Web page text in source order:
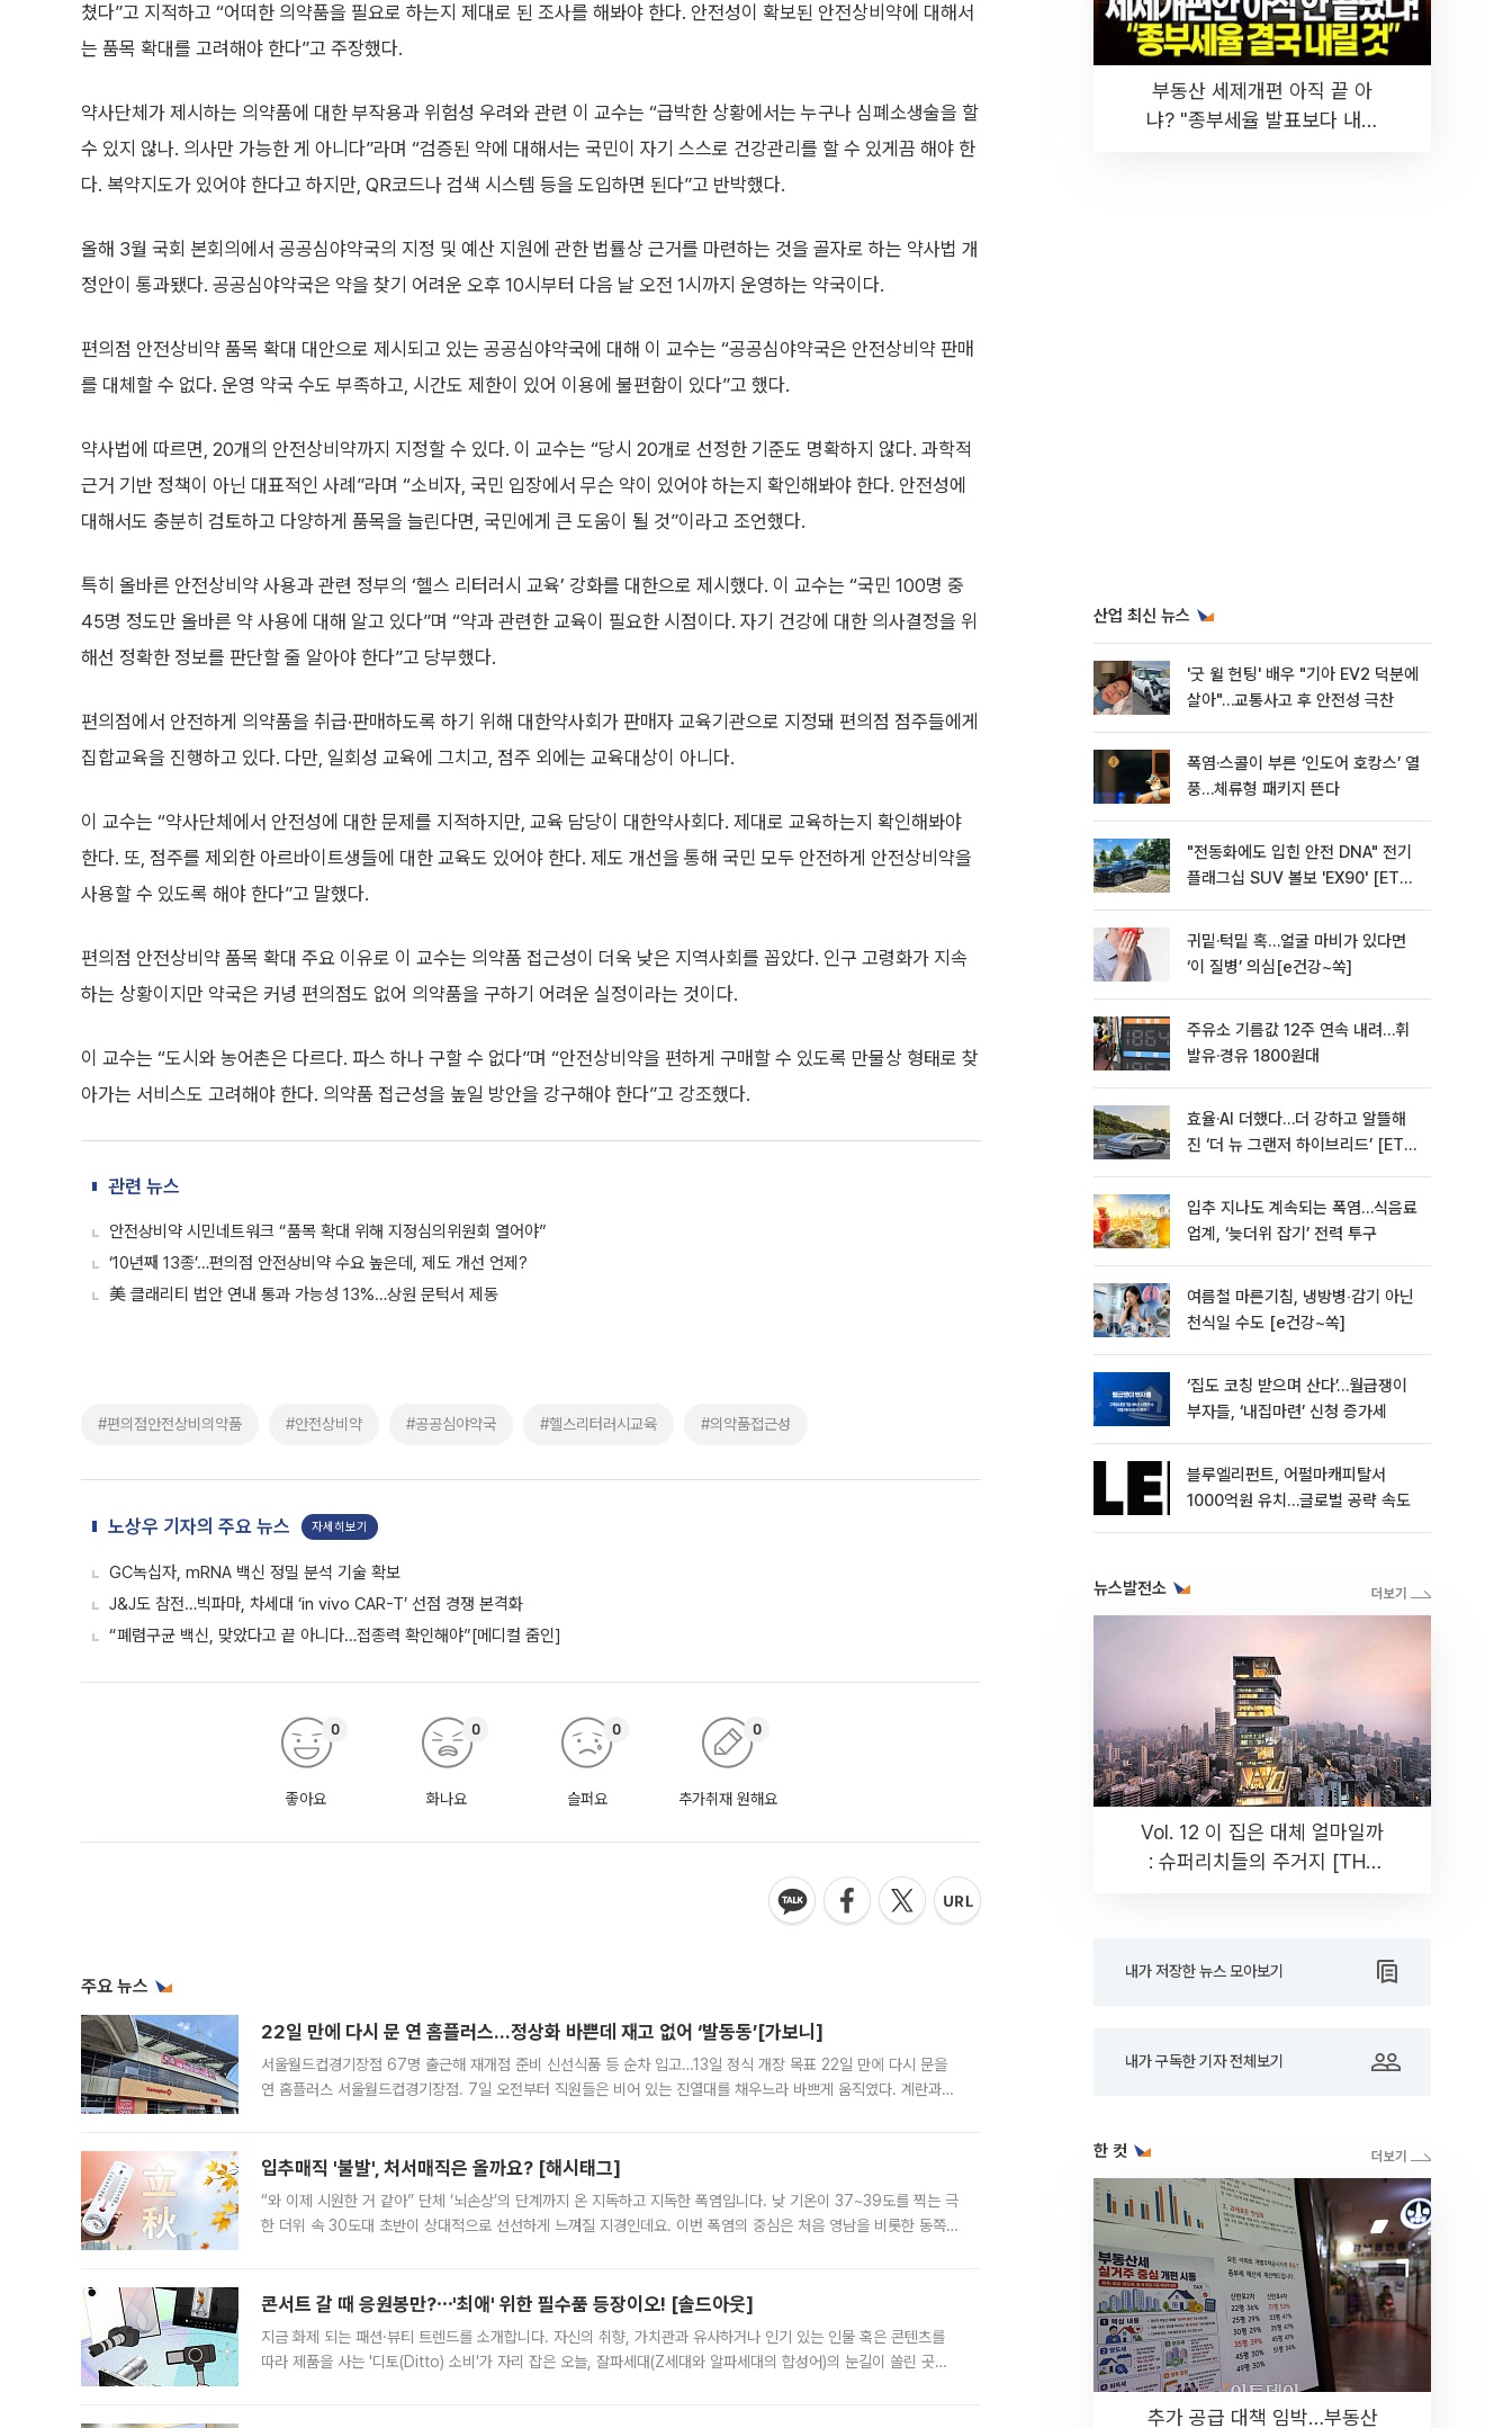
쳤다”고 지적하고 “어떠한 의약품을 필요로 하는지 제대로 된 조사를 해봐야 한다. 안전성이 확보된 안전상비약에 대해서
는 품목 확대를 고려해야 한다”고 주장했다.
약사단체가 제시하는 의약품에 대한 부작용과 위험성 우려와 관련 이 교수는 “급박한 상황에서는 누구나 심폐소생술을 할
수 있지 않나. 의사만 가능한 게 아니다”라며 “검증된 약에 대해서는 국민이 자기 스스로 건강관리를 할 수 있게끔 해야 한
다. 복약지도가 있어야 한다고 하지만, QR코드나 검색 시스템 등을 도입하면 된다”고 반박했다.
올해 3월 국회 본회의에서 공공심야약국의 지정 및 예산 지원에 관한 법률상 근거를 마련하는 것을 골자로 하는 약사법 개
정안이 통과됐다. 공공심야약국은 약을 찾기 어려운 오후 10시부터 다음 날 오전 1시까지 운영하는 약국이다.
편의점 안전상비약 품목 확대 대안으로 제시되고 있는 공공심야약국에 대해 이 교수는 “공공심야약국은 안전상비약 판매
를 대체할 수 없다. 운영 약국 수도 부족하고, 시간도 제한이 있어 이용에 불편함이 있다”고 했다.
약사법에 따르면, 20개의 안전상비약까지 지정할 수 있다. 이 교수는 “당시 20개로 선정한 기준도 명확하지 않다. 과학적
근거 기반 정책이 아닌 대표적인 사례”라며 “소비자, 국민 입장에서 무슨 약이 있어야 하는지 확인해봐야 한다. 안전성에
대해서도 충분히 검토하고 다양하게 품목을 늘린다면, 국민에게 큰 도움이 될 것”이라고 조언했다.
특히 올바른 안전상비약 사용과 관련 정부의 ‘헬스 리터러시 교육’ 강화를 대한으로 제시했다. 이 교수는 “국민 100명 중
45명 정도만 올바른 약 사용에 대해 알고 있다”며 “약과 관련한 교육이 필요한 시점이다. 자기 건강에 대한 의사결정을 위
해선 정확한 정보를 판단할 줄 알아야 한다”고 당부했다.
편의점에서 안전하게 의약품을 취급·판매하도록 하기 위해 대한약사회가 판매자 교육기관으로 지정돼 편의점 점주들에게
집합교육을 진행하고 있다. 다만, 일회성 교육에 그치고, 점주 외에는 교육대상이 아니다.
이 교수는 “약사단체에서 안전성에 대한 문제를 지적하지만, 교육 담당이 대한약사회다. 제대로 교육하는지 확인해봐야
한다. 또, 점주를 제외한 아르바이트생들에 대한 교육도 있어야 한다. 제도 개선을 통해 국민 모두 안전하게 안전상비약을
사용할 수 있도록 해야 한다”고 말했다.
편의점 안전상비약 품목 확대 주요 이유로 이 교수는 의약품 접근성이 더욱 낮은 지역사회를 꼽았다. 인구 고령화가 지속
하는 상황이지만 약국은 커녕 편의점도 없어 의약품을 구하기 어려운 실정이라는 것이다.
이 교수는 “도시와 농어촌은 다르다. 파스 하나 구할 수 없다”며 “안전상비약을 편하게 구매할 수 있도록 만물상 형태로 찾
아가는 서비스도 고려해야 한다. 의약품 접근성을 높일 방안을 강구해야 한다”고 강조했다.
관련 뉴스
안전상비약 시민네트워크 “품목 확대 위해 지정심의위원회 열어야”
‘10년째 13종’…편의점 안전상비약 수요 높은데, 제도 개선 언제?
美 클래리티 법안 연내 통과 가능성 13%…상원 문턱서 제동
#편의점안전상비의약품 #안전상비약 #공공심야약국 #헬스리터러시교육 #의약품접근성
노상우 기자의 주요 뉴스 자세히보기
GC녹십자, mRNA 백신 정밀 분석 기술 확보
J&J도 참전…빅파마, 차세대 ‘in vivo CAR-T’ 선점 경쟁 본격화
“폐렴구균 백신, 맞았다고 끝 아니다…접종력 확인해야”[메디컬 줌인]
좋아요
0
화나요
0
슬퍼요
0
추가취재 원해요
0
주요 뉴스
22일 만에 다시 문 연 홈플러스…정상화 바쁜데 재고 없어 ‘발동동’[가보니]
서울월드컵경기장점 67명 출근해 재개점 준비 신선식품 등 순차 입고…13일 정식 개장 목표 22일 만에 다시 문을
연 홈플러스 서울월드컵경기장점. 7일 오전부터 직원들은 비어 있는 진열대를 채우느라 바쁘게 움직였다. 계란과
입추매직 '불발', 처서매직은 올까요? [해시태그]
“와 이제 시원한 거 같아” 단체 ‘뇌손상’의 단계까지 온 지독하고 지독한 폭염입니다. 낮 기온이 37~39도를 찍는 극
한 더위 속 30도대 초반이 상대적으로 선선하게 느껴질 지경인데요. 이번 폭염의 중심은 처음 영남을 비롯한 동쪽
콘서트 갈 때 응원봉만?⋯'최애' 위한 필수품 등장이오! [솔드아웃]
지금 화제 되는 패션·뷰티 트렌드를 소개합니다. 자신의 취향, 가치관과 유사하거나 인기 있는 인물 혹은 콘텐츠를
따라 제품을 사는 '디토(Ditto) 소비'가 자리 잡은 오늘, 잘파세대(Z세대와 알파세대의 합성어)의 눈길이 쏠린 곳은
부동산 세제개편 아직 끝 아
냐? "종부세율 발표보다 내릴
산업 최신 뉴스
'굿 윌 헌팅' 배우 "기아 EV2 덕분에
살아"…교통사고 후 안전성 극찬
폭염·스콜이 부른 ‘인도어 호캉스’ 열
풍…체류형 패키지 뜬다
"전동화에도 입힌 안전 DNA" 전기
플래그십 SUV 볼보 'EX90' [ET의
귀밑·턱밑 혹…얼굴 마비가 있다면
‘이 질병’ 의심[e건강~쏙]
주유소 기름값 12주 연속 내려…휘
발유·경유 1800원대
효율·AI 더했다…더 강하고 알뜰해
진 ‘더 뉴 그랜저 하이브리드’ [ET의
입추 지나도 계속되는 폭염…식음료
업계, ‘늦더위 잡기’ 전력 투구
여름철 마른기침, 냉방병‧감기 아닌
천식일 수도 [e건강~쏙]
‘집도 코칭 받으며 산다’…월급쟁이
부자들, ‘내집마련’ 신청 증가세
블루엘리펀트, 어펄마캐피탈서
1000억원 유치…글로벌 공략 속도
뉴스발전소
Vol. 12 이 집은 대체 얼마일까
: 슈퍼리치들의 주거지 [THE
내가 저장한 뉴스 모아보기
내가 구독한 기자 전체보기
한 컷
추가 공급 대책 임박…부동산